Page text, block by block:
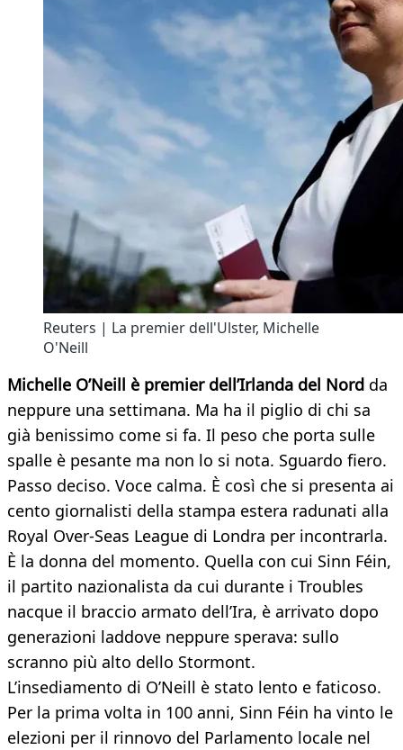
Reuters | La premier dell'Ulster, Michelle
O'Neill
Michelle O’Neill è premier dell’Irlanda del Nord da
neppure una settimana. Ma ha il piglio di chi sa
già benissimo come si fa. Il peso che porta sulle
spalle è pesante ma non lo si nota. Sguardo fiero.
Passo deciso. Voce calma. È così che si presenta ai
cento giornalisti della stampa estera radunati alla
Royal Over-Seas League di Londra per incontrarla.
È la donna del momento. Quella con cui Sinn Féin,
il partito nazionalista da cui durante i Troubles
nacque il braccio armato dell’Ira, è arrivato dopo
generazioni laddove neppure sperava: sullo
scranno più alto dello Stormont.
L’insediamento di O’Neill è stato lento e faticoso.
Per la prima volta in 100 anni, Sinn Féin ha vinto le
elezioni per il rinnovo del Parlamento locale nel